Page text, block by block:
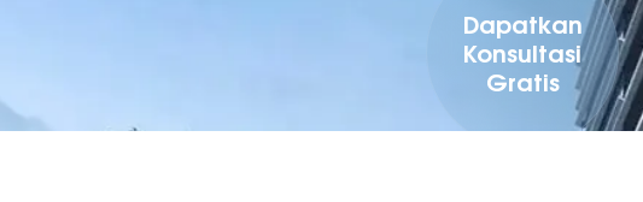
Dapatkan
Konsultasi
Gratis